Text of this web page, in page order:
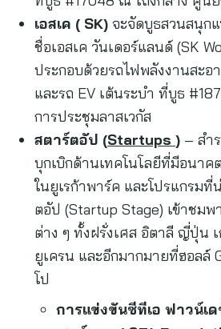
เอสเค ( SK) จะจัดบูธสวนสนุก
ชื่อเอสเค วันเดอร์แลนด์ (SK
ประกอบด้วยรถไฟพลังงานสะอ
และรถ EV เต้นระบำ ที่บูธ
การประชุมลาสเวกัส
สตาร์ตอัป (Startups ) – สำ
บุกเบิกด้านเทคโนโลยีที่มีอนาค
ในยูเรก้าพาร์ค และโปรแกรมที่
ตอัป (Startup Stage) เข้าชมพ
ต่าง ๆ ทั้งฝรั่งเศส อิตาลี ญี่ปุ่น
ยูเครน และอีกมากมายที่ฮอลล์
โป
การแข่งขันซีทีเอ ฟาวน์เ